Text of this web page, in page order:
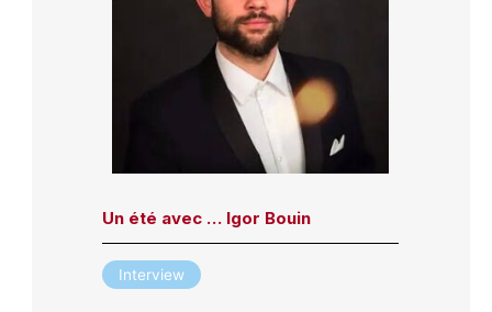
Un été avec … Igor Bouin
Interview